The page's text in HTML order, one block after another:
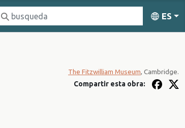
ES
The Fitzwilliam Museum, Cambridge.
Compartir esta obra: